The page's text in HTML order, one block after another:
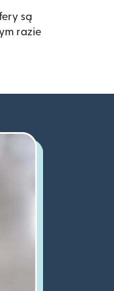
są
razie